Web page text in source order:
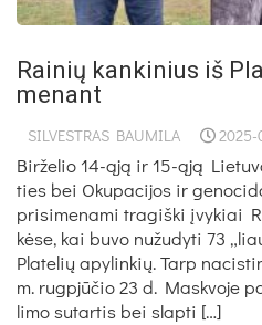
Rai­nių kan­ki­nius iš
me­nant
SILVESTRAS BAUMILA 2025-
Bir­že­lio 14-ąją ir 15-ąją
ties bei Oku­pa­ci­jos ir
pri­si­me­na­mi tra­giš­ki įvy­kiai
kė­se, kai bu­vo nu­žu­dy­ti 73
Pla­te­lių apy­lin­kių. Tarp
m. rugp­jū­čio 23 d. Mask­vo­je
li­mo su­tar­tis bei slap­ti […]